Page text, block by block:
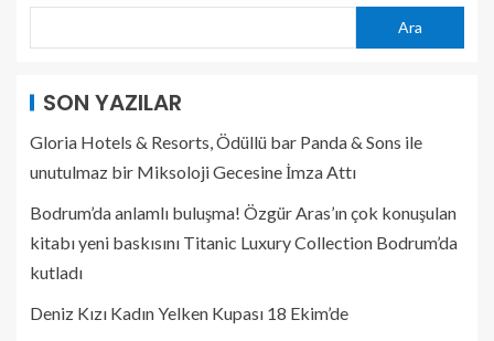
Ara
SON YAZILAR
Gloria Hotels & Resorts, Ödüllü bar Panda & Sons ile
unutulmaz bir Miksoloji Gecesine İmza Attı
Bodrum’da anlamlı buluşma! Özgür Aras’ın çok konuşulan
kitabı yeni baskısını Titanic Luxury Collection Bodrum’da
kutladı
Deniz Kızı Kadın Yelken Kupası 18 Ekim’de